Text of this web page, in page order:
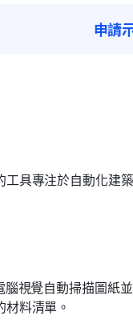
申請
具專注於自動化建
腦視覺自動掃描圖紙
料清單。